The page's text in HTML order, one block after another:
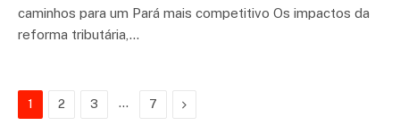
caminhos para um Pará mais competitivo Os impactos da
reforma tributária,…
1 2 3 … 7 Next